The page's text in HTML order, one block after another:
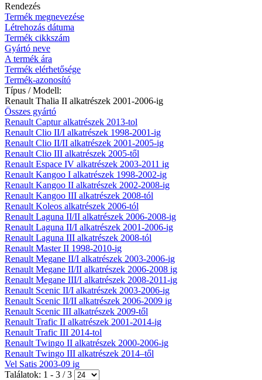
Rendezés
Termék megnevezése
Létrehozás dátuma
Termék cikkszám
Gyártó neve
A termék ára
Termék elérhetősége
Termék-azonosító
Típus / Modell:
Renault Thalia II alkatrészek 2001-2006-ig
Összes gyártó
Renault Captur alkatrészek 2013-tol
Renault Clio II/I alkatrészek 1998-2001-ig
Renault Clio II/II alkatrészek 2001-2005-ig
Renault Clio III alkatrészek 2005-től
Renault Espace IV alkatrészek 2003-2011 ig
Renault Kangoo I alkatrészek 1998-2002-ig
Renault Kangoo II alkatrészek 2002-2008-ig
Renault Kangoo III alkatrészek 2008-tól
Renault Koleos alkatrészek 2006-tól
Renault Laguna II/II alkatrészek 2006-2008-ig
Renault Laguna II/I alkatrészek 2001-2006-ig
Renault Laguna III alkatrészek 2008-tól
Renault Master II 1998-2010-ig
Renault Megane II/I alkatrészek 2003-2006-ig
Renault Megane II/II alkatrészek 2006-2008 ig
Renault Megane III/I alkatrészek 2008-2011-ig
Renault Scenic II/I alkatrészek 2003-2006-ig
Renault Scenic II/II alkatrészek 2006-2009 ig
Renault Scenic III alkatrészek 2009-től
Renault Trafic II alkatrészek 2001-2014-ig
Renault Trafic III 2014-tol
Renault Twingo II alkatrészek 2000-2006-ig
Renault Twingo III alkatrészek 2014–től
Vel Satis 2003-09 ig
Találatok: 1 - 3 / 3